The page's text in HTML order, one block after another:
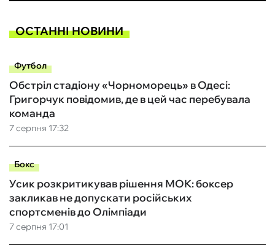
ОСТАННІ НОВИНИ
Футбол
7 серпня 17:32
Обстріл стадіону «Чорноморець» в Одесі:
Григорчук повідомив, де в цей час перебувала
команда
Бокс
7 серпня 17:01
Усик розкритикував рішення МОК: боксер
закликав не допускати російських
спортсменів до Олімпіади